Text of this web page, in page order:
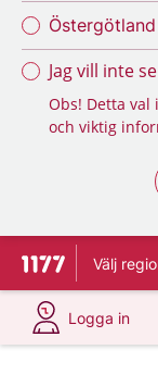
Östergötland
Jag vill inte
Obs! Detta
och viktig
Till startsidan för
Välj
Logga in
på 1177.se